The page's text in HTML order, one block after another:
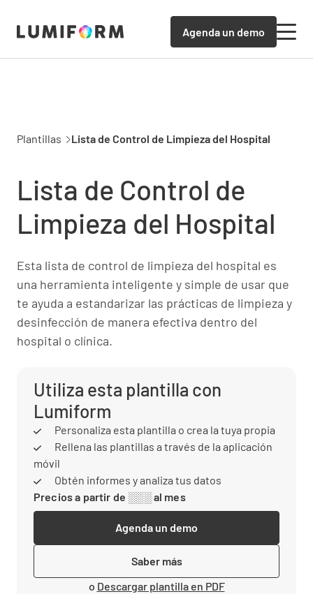
Agenda un demo
Plantillas Lista de Control de Limpieza del Hospital
Lista de Control de
Limpieza del Hospital
Esta lista de control de limpieza del hospital es
una herramienta inteligente y simple de usar que
te ayuda a estandarizar las prácticas de limpieza y
desinfección de manera efectiva dentro del
hospital o clínica.
Utiliza esta plantilla con
Lumiform
Personaliza esta plantilla o crea la tuya propia
Rellena las plantillas a través de la aplicación
móvil
Obtén informes y analiza tus datos
Precios a partir de ░░░ al mes
Agenda un demo
Saber más
o Descargar plantilla en PDF